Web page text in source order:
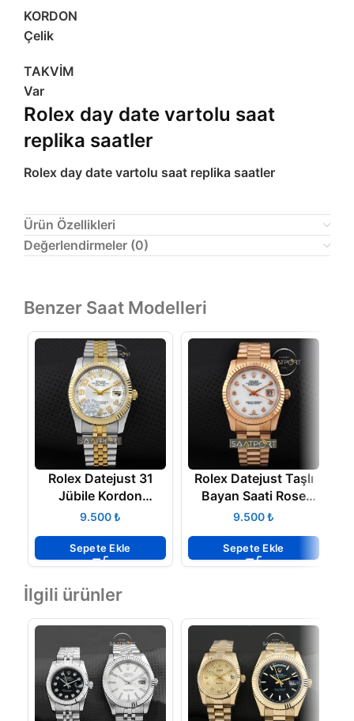
KORDON
Çelik
TAKVİM
Var
Rolex day date vartolu saat
replika saatler
Rolex day date vartolu saat replika saatler
Ürün Özellikleri
Değerlendirmeler (0)
Benzer Saat Modelleri
Rolex Datejust 31
Jübile Kordon
Rakamlı
₺
Sepete Ekle
Rolex Datejust Taşlı
Bayan Saati Rose
Gold₺
Sepete Ekle
İlgili ürünler